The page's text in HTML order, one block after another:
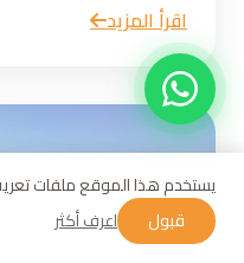
اقرأ المزيد
يستخدم هذا الموقع ملفات
قبول
اعرف أكثر